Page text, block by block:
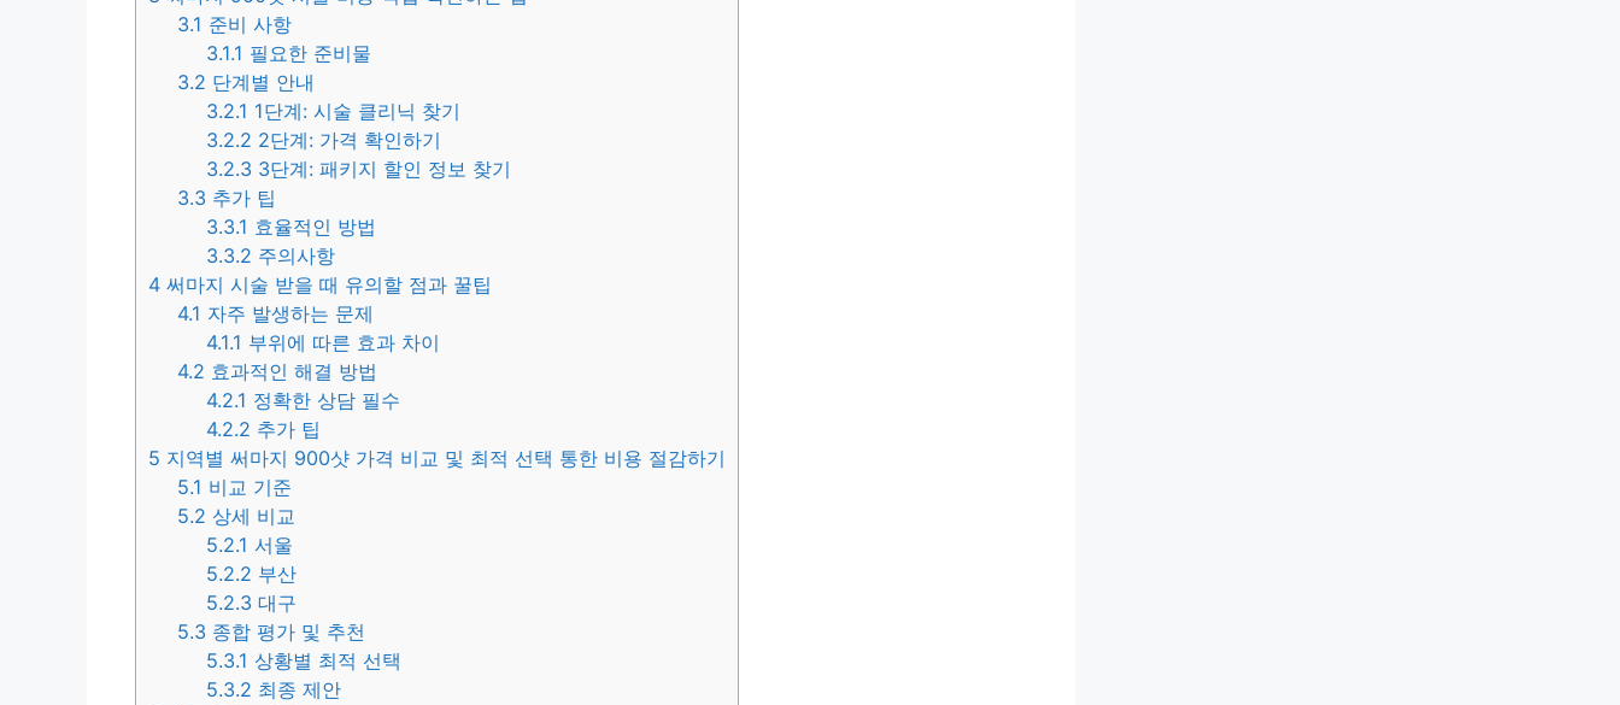
3.1 준비 사항
3.1.1 필요한 준비물
3.2 단계별 안내
3.2.1 1단계: 시술 클리닉 찾기
3.2.2 2단계: 가격 확인하기
3.2.3 3단계: 패키지 할인 정보 찾기
3.3 추가 팁
3.3.1 효율적인 방법
3.3.2 주의사항
4 써마지 시술 받을 때 유의할 점과 꿀팁
4.1 자주 발생하는 문제
4.1.1 부위에 따른 효과 차이
4.2 효과적인 해결 방법
4.2.1 정확한 상담 필수
4.2.2 추가 팁
5 지역별 써마지 900샷 가격 비교 및 최적 선택 통한 비용 절감하기
5.1 비교 기준
5.2 상세 비교
5.2.1 서울
5.2.2 부산
5.2.3 대구
5.3 종합 평가 및 추천
5.3.1 상황별 최적 선택
5.3.2 최종 제안